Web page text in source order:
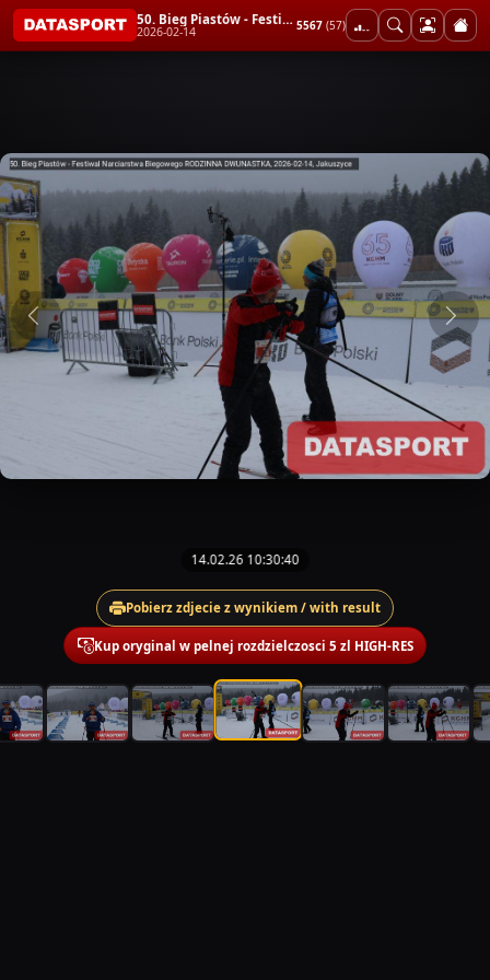
50. Bieg Piastów - Festiwal Narciarstwa Biegowego RODZINNA DWUNASTKA
2026-02-14 5567 (57)
14.02.26 10:30:40
Pobierz zdjecie z wynikiem / with result
Kup oryginal w pelnej rozdzielczosci 5 zl HIGH-RES